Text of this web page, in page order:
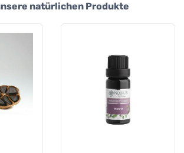
natürlichen Produkte